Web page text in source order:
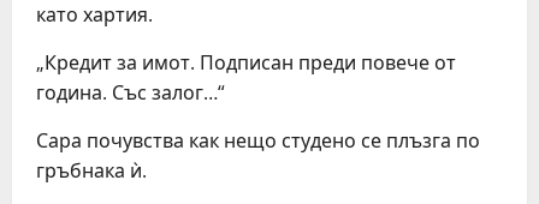
като хартия.
„Кредит за имот. Подписан преди повече от
година. Със залог…“
Сара почувства как нещо студено се плъзга по
гръбнака ѝ.